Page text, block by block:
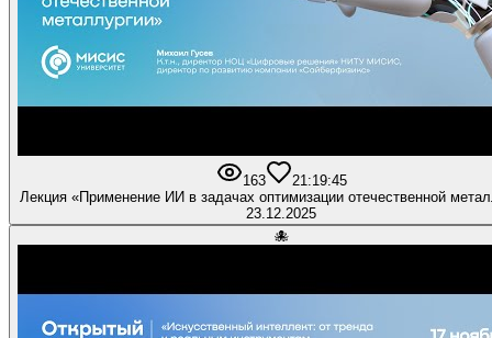
163 21:19:45
Лекция «Применение ИИ в задачах оптимизации отечественной
23.12.2025
🐙